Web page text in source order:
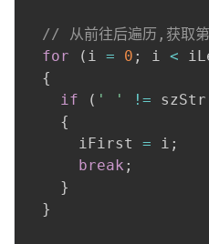
// 从前往后遍历,获取
for
( i = 0 ; i <
{
if
( ' ' != szStr
{
      iFirst
= i ;
break ;
}
}